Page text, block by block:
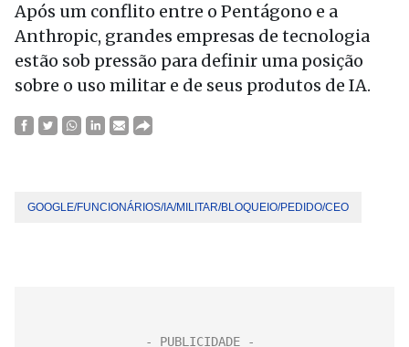
Após um conflito entre o Pentágono e a
Anthropic, grandes empresas de tecnologia
estão sob pressão para definir uma posição
sobre o uso militar e de seus produtos de IA.
GOOGLE/FUNCIONÁRIOS/IA/MILITAR/BLOQUEIO/PEDIDO/CEO